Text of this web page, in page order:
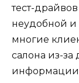
тест-
неудобной и
многие
салона из-
информации